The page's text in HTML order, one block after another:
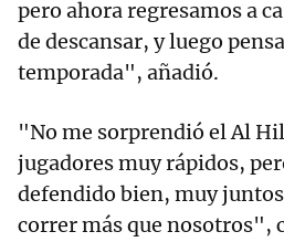
pero ahora regresamos a
de descansar, y luego
temporada", añadió.
"No me sorprendió el Al
jugadores muy rápidos,
defendido bien, muy
correr más que nosotros",